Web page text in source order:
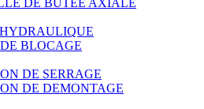
DE BUTÉE AXIALE
BLOCAGE
DE SERRAGE
DE DEMONTAGE